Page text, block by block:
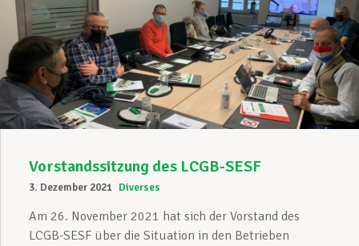
Vorstandssitzung des LCGB-SESF
3. Dezember 2021 Diverses
Am 26. November 2021 hat sich der Vorstand des
LCGB-SESF über die Situation in den Betrieben